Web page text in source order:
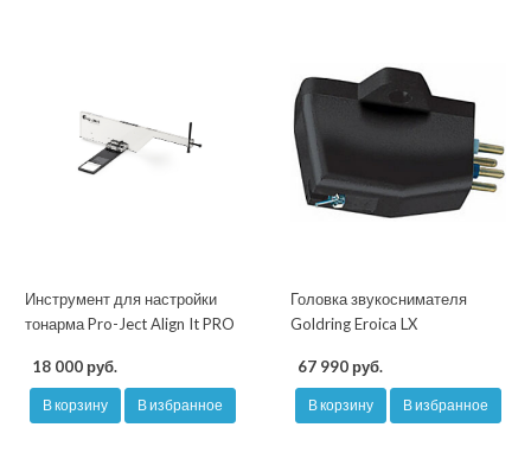
Инструмент для настройки
тонарма Pro-Ject Align It PRO
18 000 руб.
В корзину В избранное
Головка звукоснимателя
Goldring Eroica LX
67 990 руб.
В корзину В избранное